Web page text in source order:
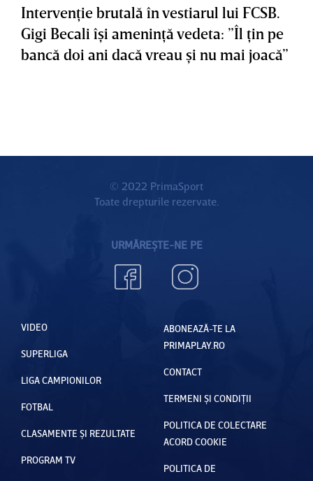
Intervenţie brutală în vestiarul lui FCSB.
Gigi Becali îşi ameninţă vedeta: ”Îl ţin pe
bancă doi ani dacă vreau şi nu mai joacă”
© 2022 PrimaSport
Toate drepturile rezervate.
URMĂREȘTE-NE PE
VIDEO
SUPERLIGA
LIGA CAMPIONILOR
FOTBAL
CLASAMENTE ȘI REZULTATE
PROGRAM TV
ABONEAZĂ-TE LA
PRIMAPLAY.RO
CONTACT
TERMENI ȘI CONDIȚII
POLITICA DE COLECTARE
ACORD COOKIE
POLITICA DE